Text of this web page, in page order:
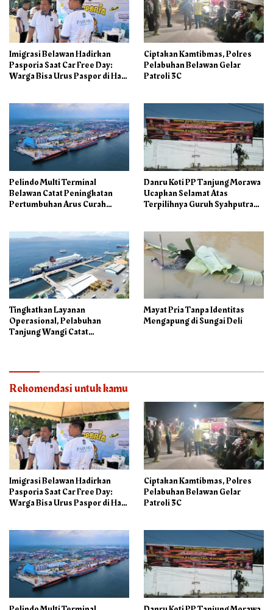
Imigrasi Belawan Hadirkan
Pasporia Saat Car Free Day:
Warga Bisa Urus Paspor di Hari
Ciptakan Kamtibmas, Polres
Pelabuhan Belawan Gelar
Patroli 3C
Pelindo Multi Terminal
Belawan Catat Peningkatan
Pertumbuhan Arus Curah
Danru Koti PP Tanjung Morawa
Ucapkan Selamat Atas
Terpilihnya Guruh Syahputra
Tingkatkan Layanan
Operasional, Pelabuhan
Tanjung Wangi Catat
Mayat Pria Tanpa Identitas
Mengapung di Sungai Deli
Rekomendasi untuk kamu
Imigrasi Belawan Hadirkan
Pasporia Saat Car Free Day:
Warga Bisa Urus Paspor di Hari
Ciptakan Kamtibmas, Polres
Pelabuhan Belawan Gelar
Patroli 3C